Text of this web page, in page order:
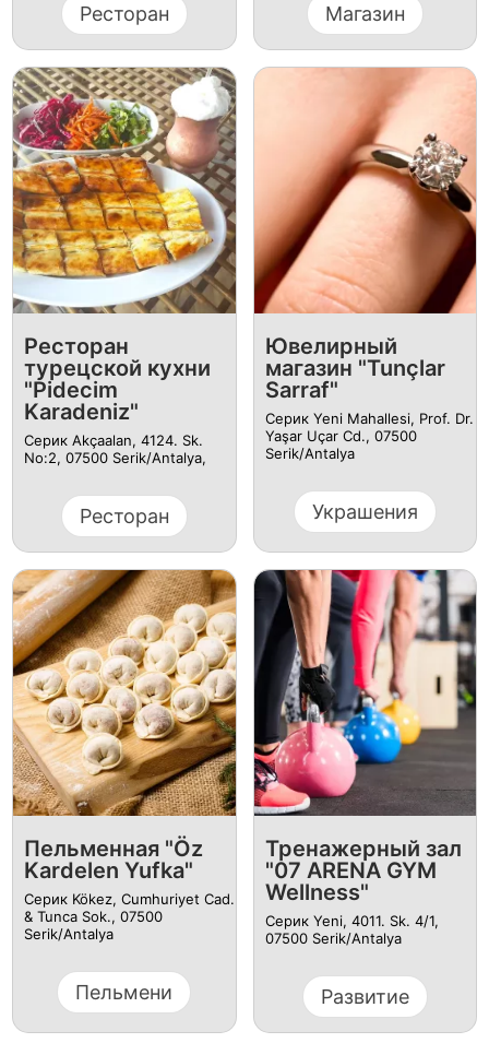
Ресторан Магазин
Ресторан
турецской кухни
"Pidecim
Karadeniz"
Серик Akçaalan, 4124. Sk.
No:2, 07500 Serik/Antalya,
Ресторан
Ювелирный
магазин "Tunçlar
Sarraf"
Серик Yeni Mahallesi, Prof. Dr.
Yaşar Uçar Cd., 07500
Serik/Antalya
Украшения
Пельменная "Öz
Kardelen Yufka"
Серик Kökez, Cumhuriyet Cad.
& Tunca Sok., 07500
Serik/Antalya
Пельмени
Тренажерный зал
"07 ARENA GYM
Wellness"
Серик Yeni, 4011. Sk. 4/1,
07500 Serik/Antalya
Развитие